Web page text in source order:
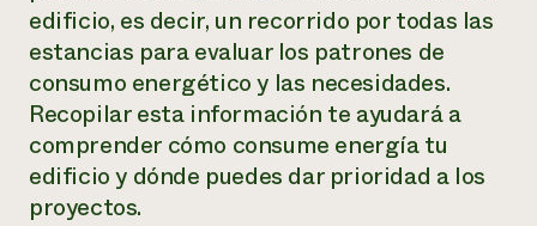
edificio, es decir, un recorrido por todas las
estancias para evaluar los patrones de
consumo energético y las necesidades.
Recopilar esta información te ayudará a
comprender cómo consume energía tu
edificio y dónde puedes dar prioridad a los
proyectos.